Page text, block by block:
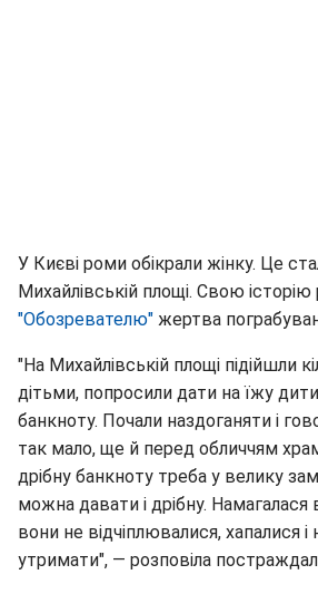
У Києві роми обікрали жінку. Це
Михайлівській площі. Свою історію
"Обозревателю" жертва
"На Михайлівській площі підійшли
дітьми, попросили дати на їжу
банкноту. Почали наздоганяти і
так мало, ще й перед обличчям
дрібну банкноту треба у велику
можна давати і дрібну. Намагалася
вони не відчіплювалися, хапалися і
утримати", — розповіла